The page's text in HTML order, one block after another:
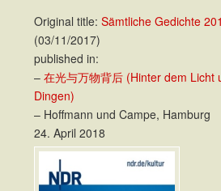
Original title: Sämtliche Gedichte
(03/11/2017)
published in:
– 在光与万物背后 (Hinter dem Licht
Dingen)
– Hoffmann und Campe, Hamburg
24. April 2018